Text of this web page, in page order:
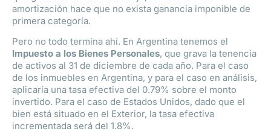
amortización hace que no exista ganancia imponible de
primera categoría.
Pero no todo termina ahí. En Argentina tenemos el
Impuesto a los Bienes Personales, que grava la tenencia
de activos al 31 de diciembre de cada año. Para el caso
de los inmuebles en Argentina, y para el caso en análisis,
aplicaría una tasa efectiva del 0.79% sobre el monto
invertido. Para el caso de Estados Unidos, dado que el
bien está situado en el Exterior, la tasa efectiva
incrementada será del 1.8%.